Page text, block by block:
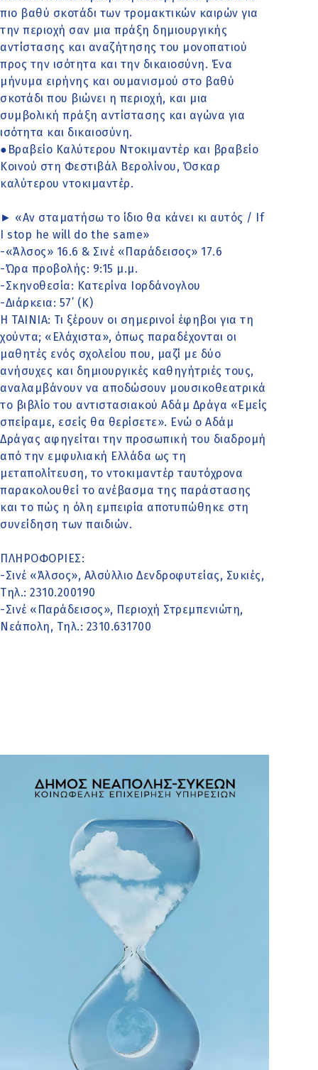
πιο βαθύ σκοτάδι των τρομακτικών καιρών για
την περιοχή σαν μια πράξη δημιουργικής
αντίστασης και αναζήτησης του μονοπατιού
προς την ισότητα και την δικαιοσύνη. Ένα
μήνυμα ειρήνης και ουμανισμού στο βαθύ
σκοτάδι που βιώνει η περιοχή, και μια
συμβολική πράξη αντίστασης και αγώνα για
ισότητα και δικαιοσύνη.
●Βραβείο Καλύτερου Ντοκιμαντέρ και βραβείο
Κοινού στη Φεστιβάλ Βερολίνου, Όσκαρ
καλύτερου ντοκιμαντέρ.
► «Αν σταματήσω το ίδιο θα κάνει κι αυτός / If
I stop he will do the same»
-«Άλσος» 16.6 & Σινέ «Παράδεισος» 17.6
-Ώρα προβολής: 9:15 μ.μ.
-Σκηνοθεσία: Κατερίνα Ιορδάνογλου
-Διάρκεια: 57΄ (Κ)
Η ΤΑΙΝΙΑ: Τι ξέρουν οι σημερινοί έφηβοι για τη
χούντα; «Ελάχιστα», όπως παραδέχονται οι
μαθητές ενός σχολείου που, μαζί με δύο
ανήσυχες και δημιουργικές καθηγήτριές τους,
αναλαμβάνουν να αποδώσουν μουσικοθεατρικά
το βιβλίο του αντιστασιακού Αδάμ Δράγα «Εμείς
σπείραμε, εσείς θα θερίσετε». Ενώ ο Αδάμ
Δράγας αφηγείται την προσωπική του διαδρομή
από την εμφυλιακή Ελλάδα ως τη
μεταπολίτευση, το ντοκιμαντέρ ταυτόχρονα
παρακολουθεί το ανέβασμα της παράστασης
και το πώς η όλη εμπειρία αποτυπώθηκε στη
συνείδηση των παιδιών.
ΠΛΗΡΟΦΟΡΙΕΣ:
-Σινέ «Άλσος», Αλσύλλιο Δενδροφυτείας, Συκιές,
Τηλ.: 2310.200190
-Σινέ «Παράδεισος», Περιοχή Στρεμπενιώτη,
Νεάπολη, Τηλ.: 2310.631700